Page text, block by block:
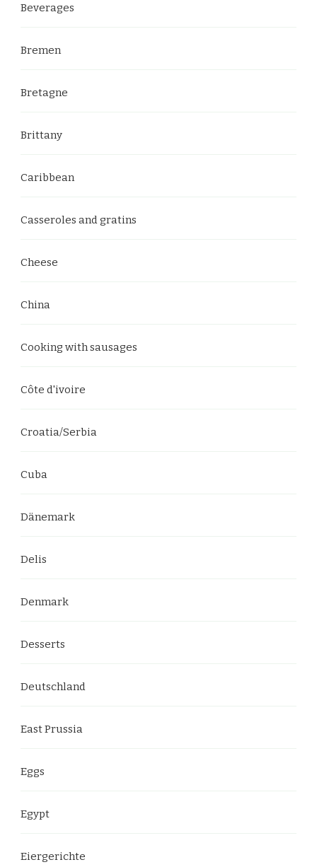
Beverages
Bremen
Bretagne
Brittany
Caribbean
Casseroles and gratins
Cheese
China
Cooking with sausages
Côte d'ivoire
Croatia/Serbia
Cuba
Dänemark
Delis
Denmark
Desserts
Deutschland
East Prussia
Eggs
Egypt
Eiergerichte